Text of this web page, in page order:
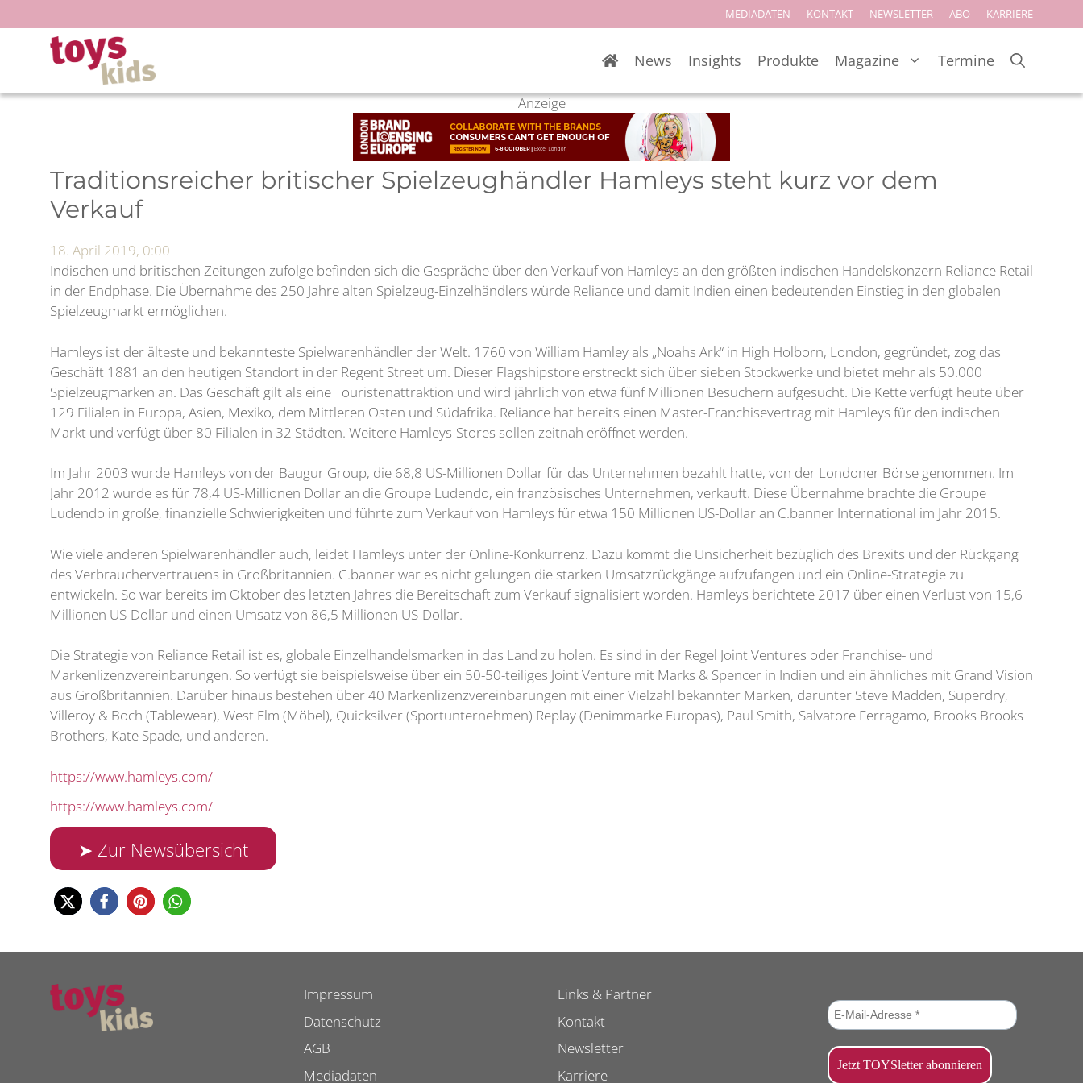
Inhalt
springen
MEDIADATEN KONTAKT NEWSLETTER ABO KARRIERE
News Insights Produkte Magazine Termine
Anzeige
Traditionsreicher britischer Spielzeughändler Hamleys steht kurz vor dem
Verkauf
18. April 2019, 0:00
Indischen und britischen Zeitungen zufolge befinden sich die Gespräche über den Verkauf von Hamleys an den größten indischen Handelskonzern Reliance Retail
in der Endphase. Die Übernahme des 250 Jahre alten Spielzeug-Einzelhändlers würde Reliance und damit Indien einen bedeutenden Einstieg in den globalen
Spielzeugmarkt ermöglichen.
Hamleys ist der älteste und bekannteste Spielwarenhändler der Welt. 1760 von William Hamley als „Noahs Ark“ in High Holborn, London, gegründet, zog das
Geschäft 1881 an den heutigen Standort in der Regent Street um. Dieser Flagshipstore erstreckt sich über sieben Stockwerke und bietet mehr als 50.000
Spielzeugmarken an. Das Geschäft gilt als eine Touristenattraktion und wird jährlich von etwa fünf Millionen Besuchern aufgesucht. Die Kette verfügt heute über
129 Filialen in Europa, Asien, Mexiko, dem Mittleren Osten und Südafrika. Reliance hat bereits einen Master-Franchisevertrag mit Hamleys für den indischen
Markt und verfügt über 80 Filialen in 32 Städten. Weitere Hamleys-Stores sollen zeitnah eröffnet werden.
Im Jahr 2003 wurde Hamleys von der Baugur Group, die 68,8 US-Millionen Dollar für das Unternehmen bezahlt hatte, von der Londoner Börse genommen. Im
Jahr 2012 wurde es für 78,4 US-Millionen Dollar an die Groupe Ludendo, ein französisches Unternehmen, verkauft. Diese Übernahme brachte die Groupe
Ludendo in große, finanzielle Schwierigkeiten und führte zum Verkauf von Hamleys für etwa 150 Millionen US-Dollar an C.banner International im Jahr 2015.
Wie viele anderen Spielwarenhändler auch, leidet Hamleys unter der Online-Konkurrenz. Dazu kommt die Unsicherheit bezüglich des Brexits und der Rückgang
des Verbrauchervertrauens in Großbritannien. C.banner war es nicht gelungen die starken Umsatzrückgänge aufzufangen und ein Online-Strategie zu
entwickeln. So war bereits im Oktober des letzten Jahres die Bereitschaft zum Verkauf signalisiert worden. Hamleys berichtete 2017 über einen Verlust von 15,6
Millionen US-Dollar und einen Umsatz von 86,5 Millionen US-Dollar.
Die Strategie von Reliance Retail ist es, globale Einzelhandelsmarken in das Land zu holen. Es sind in der Regel Joint Ventures oder Franchise- und
Markenlizenzvereinbarungen. So verfügt sie beispielsweise über ein 50-50-teiliges Joint Venture mit Marks & Spencer in Indien und ein ähnliches mit Grand Vision
aus Großbritannien. Darüber hinaus bestehen über 40 Markenlizenzvereinbarungen mit einer Vielzahl bekannter Marken, darunter Steve Madden, Superdry,
Villeroy & Boch (Tablewear), West Elm (Möbel), Quicksilver (Sportunternehmen) Replay (Denimmarke Europas), Paul Smith, Salvatore Ferragamo, Brooks Brooks
Brothers, Kate Spade, und anderen.
https://www.hamleys.com/
https://www.hamleys.com/
➤ Zur Newsübersicht
Impressum
Datenschutz
AGB
Mediadaten
Links & Partner
Kontakt
Newsletter
Karriere